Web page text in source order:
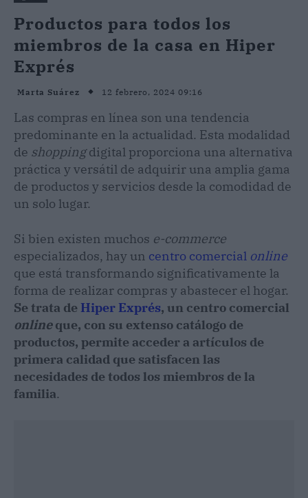
Productos para todos los
miembros de la casa en Hiper
Exprés
Marta Suárez 12 febrero, 2024 09:16
Las compras en línea son una tendencia
predominante en la actualidad. Esta modalidad
de shoppingdigital proporciona una alternativa
práctica y versátil de adquirir una amplia gama
de productos y servicios desde la comodidad de
un solo lugar.
Si bien existen muchos e-commerce
especializados, hay un centro comercial online
que está transformando significativamente la
forma de realizar compras y abastecer el hogar.
Se trata de Hiper Exprés, un centro comercial
onlineque, con su extenso catálogo de
productos, permite acceder a artículos de
primera calidad que satisfacen las
necesidades de todos los miembros de la
familia.